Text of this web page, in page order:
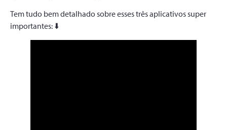
Tem tudo bem detalhado sobre esses três aplicativos super
importantes: ⬇️